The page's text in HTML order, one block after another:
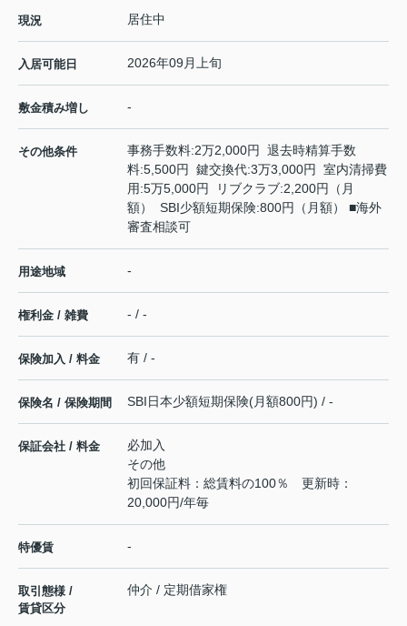
現況 居住中
入居可能日 2026年09月上旬
敷金積み増し -
その他条件
事務手数料:2万2,000円 退去時精算手数
料:5,500円 鍵交換代:3万3,000円 室内清掃費
用:5万5,000円 リブクラブ:2,200円（月
額） SBI少額短期保険:800円（月額） ■海外
審査相談可
用途地域 -
権利金 / 雑費 - / -
保険加入 / 料金 有 / -
保険名 / 保険期間 SBI日本少額短期保険(月額800円) / -
保証会社 / 料金
必加入
その他
初回保証料：総賃料の100％ 更新時：
20,000円/年毎
特優賃 -
取引態様 /
賃貸区分
仲介 / 定期借家権